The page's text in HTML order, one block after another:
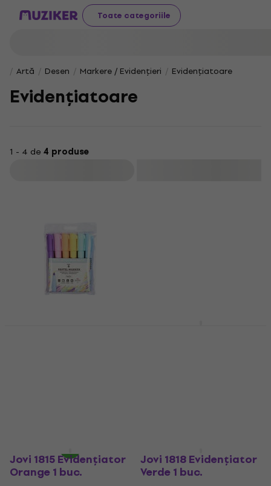
Toate categoriile
Artă Desen Markere / Evidențieri Evidențiatoare
Evidențiatoare
1 - 4 de 4 produse
Jovi 1815 Evidențiator
Orange 1 buc.
Jovi 1818 Evidențiator
Verde 1 buc.